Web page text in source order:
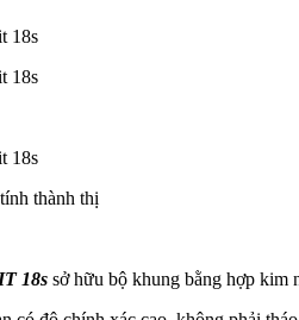
thành thị
18s sở hữu bộ khung bằng hợp kim